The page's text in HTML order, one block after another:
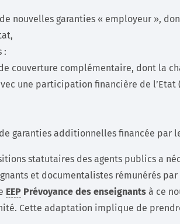
nouvelles garanties « employeur »,
:
couverture complémentaire, dont la
une participation financière de
garanties additionnelles financée par
statutaires des agents publics a
et documentalistes rémunérés par
EEP Prévoyance des enseignants à ce
Cette adaptation implique de